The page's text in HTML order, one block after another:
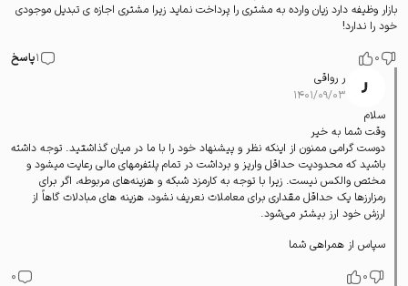
بازار وظیفه دارد زیان وارده به مشتری را پرداخت نماید زیرا مشتری اجازه ی تبدیل موجودی
خود را ندارد!
0
1پاسخ
ر رواقی
۱۴۰۱/۰۹/۰۳
سلام
وقت شما به خیر
دوست گرامی ممنون از اینکه نظر و پیشنهاد خود را با ما در میان گذاشتید. توجه داشته
باشید که محدودیت حداقل واریز و برداشت در تمام پلتفرمهای مالی رعایت میشود و
مختص والکس نیست. زیرا با توجه به کارمزد شبکه و هزینه‌های مربوطه‌، اگر برای
رمزارزها یک حداقل مقداری برای معاملات نعریف نشود، هزینه های مبادلات گاهاً از
ارزش خود ارز بیشتر می‌شود.
سپاس از همراهی شما
0
0